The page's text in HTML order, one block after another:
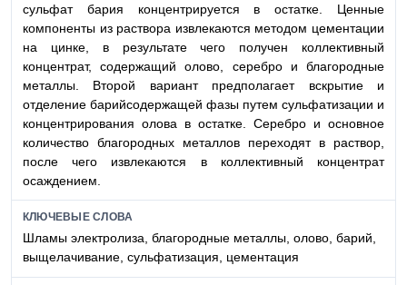
сульфат бария концентрируется в остатке. Ценные
компоненты из раствора извлекаются методом цементации
на цинке, в результате чего получен коллективный
концентрат, содержащий олово, серебро и благородные
металлы. Второй вариант предполагает вскрытие и
отделение барийсодержащей фазы путем сульфатизации и
концентрирования олова в остатке. Серебро и основное
количество благородных металлов переходят в раствор,
после чего извлекаются в коллективный концентрат
осаждением.
КЛЮЧЕВЫЕ СЛОВА
Шламы электролиза, благородные металлы, олово, барий,
выщелачивание, сульфатизация, цементация